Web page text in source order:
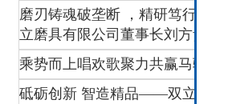
磨刃铸魂破垄断 ，精研笃行强智造 ——访山
立磨具有限公司董事长刘方贵
乘势而上唱欢歌聚力共赢马骋程
砥砺创新 智造精品——双立磨具